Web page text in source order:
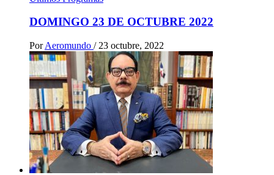
DOMINGO 23 DE OCTUBRE 2022
Por Aeromundo / 23 octubre, 2022